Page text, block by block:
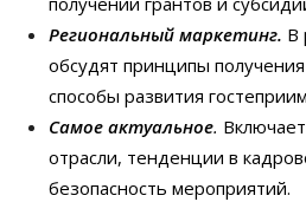
Региональный маркетинг. В
обсудят принципы
способы развития
Самое актуальное.
отрасли, тенденции в
безопасность мероприятий.